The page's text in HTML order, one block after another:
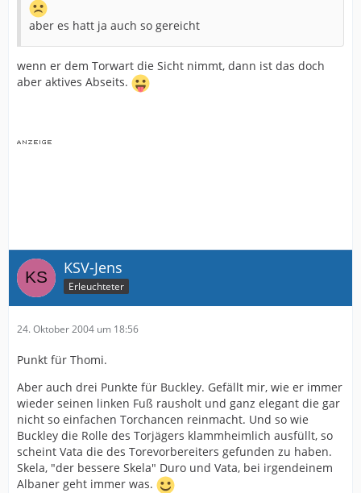
aber es hatt ja auch so gereicht
wenn er dem Torwart die Sicht nimmt, dann ist das doch
aber aktives Abseits.
KSV-Jens
Erleuchteter
24. Oktober 2004 um 18:56
Punkt für Thomi.
Aber auch drei Punkte für Buckley. Gefällt mir, wie er immer
wieder seinen linken Fuß rausholt und ganz elegant die gar
nicht so einfachen Torchancen reinmacht. Und so wie
Buckley die Rolle des Torjägers klammheimlich ausfüllt, so
scheint Vata die des Torevorbereiters gefunden zu haben.
Skela, "der bessere Skela" Duro und Vata, bei irgendeinem
Albaner geht immer was.